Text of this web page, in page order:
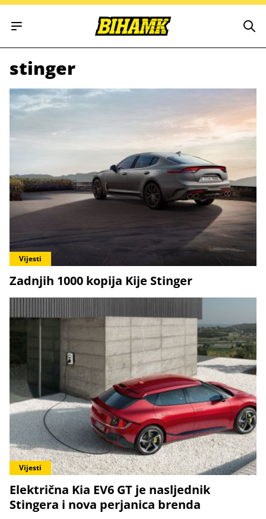
Open main menu
stinger
Vijesti
Zadnjih 1000 kopija Kije Stinger
Vijesti
Električna Kia EV6 GT je nasljednik
Stingera i nova perjanica brenda